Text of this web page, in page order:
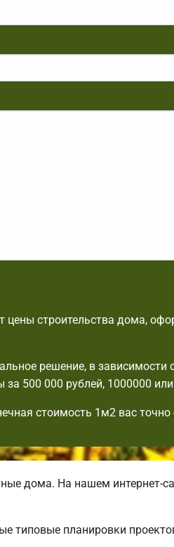
цены строительства дома,
решение, в
500 000 рублей, 1000000
стоимость 1м2 вас точно
дома. На нашем интернет-
типовые планировки